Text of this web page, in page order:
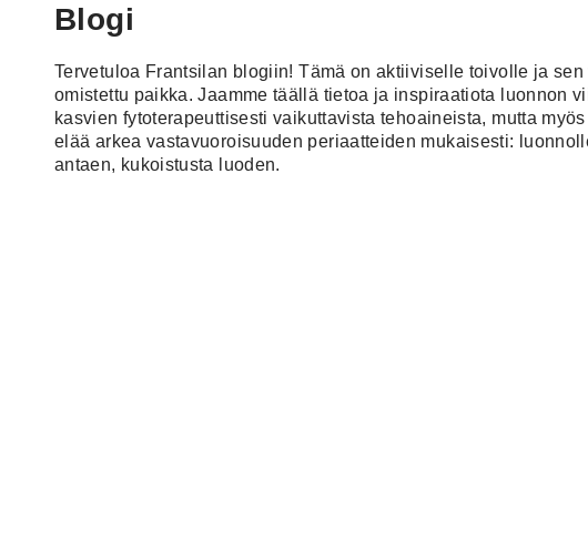
Blogi
Tervetuloa Frantsilan blogiin! Tämä on aktiiviselle toivolle ja
omistettu paikka. Jaamme täällä tietoa ja inspiraatiota luonnon
kasvien fytoterapeuttisesti vaikuttavista tehoaineista, mutta
elää arkea vastavuoroisuuden periaatteiden mukaisesti:
antaen, kukoistusta luoden.